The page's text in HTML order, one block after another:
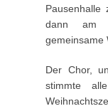
Pausenhalle
dann am
gemeinsame
Der Chor,
stimmte